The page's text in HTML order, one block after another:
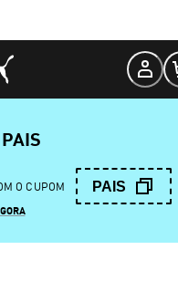
O CUPOM PAIS